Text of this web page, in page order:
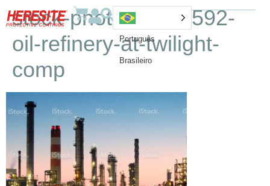
Português
Brasileiro
stock-photo-19447592-
oil-refinery-at-twilight-
comp